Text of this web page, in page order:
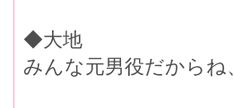
◆大地
みんな元男役だからね